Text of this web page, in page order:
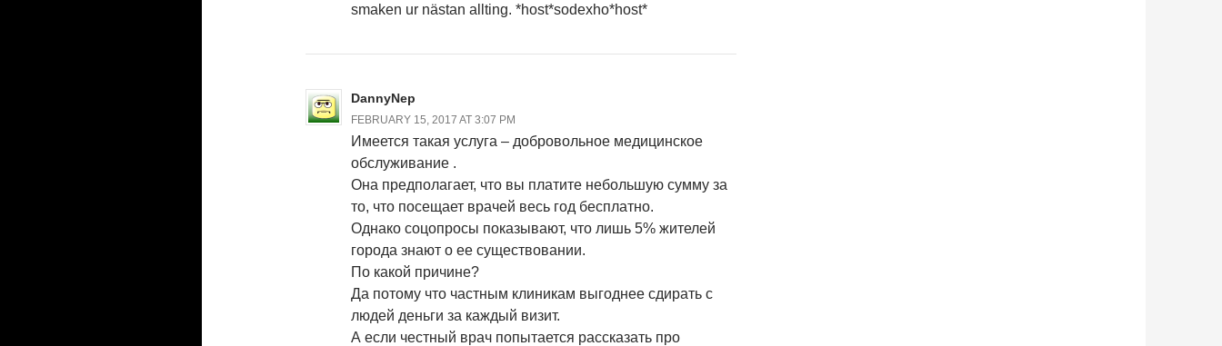
smaken ur nästan allting. *host*sodexho*host*
DannyNep
FEBRUARY 15, 2017 AT 3:07 PM
Имеется такая услуга – добровольное медицинское
обслуживание .
Она предполагает, что вы платите небольшую сумму за
то, что посещает врачей весь год бесплатно.
Однако соцопросы показывают, что лишь 5% жителей
города знают о ее существовании.
По какой причине?
Да потому что частным клиникам выгоднее сдирать с
людей деньги за каждый визит.
А если честный врач попытается рассказать про